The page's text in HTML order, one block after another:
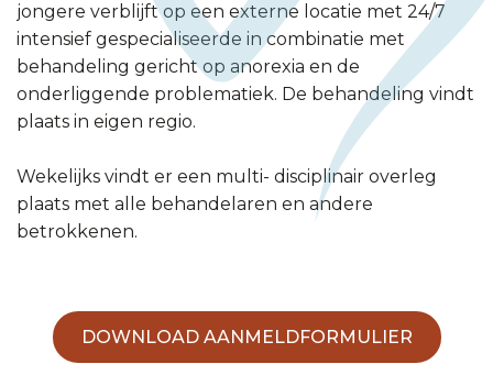
jongere verblijft op een externe locatie met 24/7
intensief gespecialiseerde in combinatie met
behandeling gericht op anorexia en de
onderliggende problematiek. De behandeling vindt
plaats in eigen regio.
Wekelijks vindt er een multi- disciplinair overleg
plaats met alle behandelaren en andere
betrokkenen.
DOWNLOAD AANMELDFORMULIER